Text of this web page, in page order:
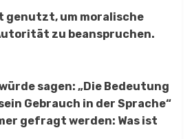
genutzt, um moralische
zu beanspruchen.
sagen: „Die Bedeutung
Gebrauch in der Sprache“
gefragt werden: Was ist